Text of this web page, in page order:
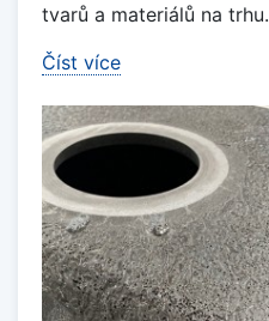
tvarů a materiálů na trhu.
Číst více